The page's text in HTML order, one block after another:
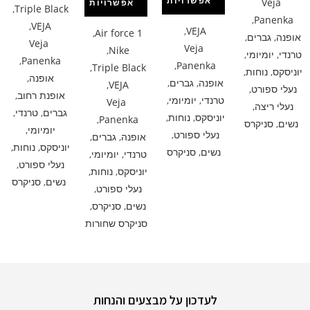
Veja
Panenka
,
אופנה,גברים,
טרנדי, יומיומי,
יוניסקס,נוחות,
נעלי ספורט,
נעלי ריצה,
נשים, סניקרס
VEJA
,
Veja
Panenka
,
אופנה,גברים,
טרנדי, יומיומי,
יוניסקס,נוחות,
נעלי ספורט,
נשים, סניקרס
אפשרויות
Air force 1
,
Nike
,
Triple Black
,
VEJA
,
Veja
Panenka
,
אופנה,גברים,
טרנדי, יומיומי,
יוניסקס,נוחות,
נעלי ספורט,
נשים,סניקרס,
סניקרס שחורות
Triple Black
,
VEJA
,
Veja
Panenka
,
אופנה,
אופנת רחוב,
גברים, טרנדי,
יומיומי,
יוניסקס,נוחות,
נעלי ספורט,
נשים, סניקרס
לעדכון על מבצעים והנחות